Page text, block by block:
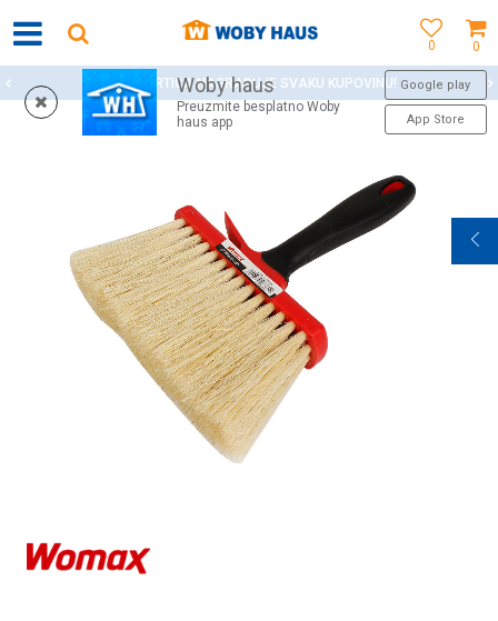
0
0
Woby haus
Preuzmite besplatno Woby
haus app
Google play
App Store
WOBY KARTICA NAGRAĐUJE SVAKU KUPOVINU!